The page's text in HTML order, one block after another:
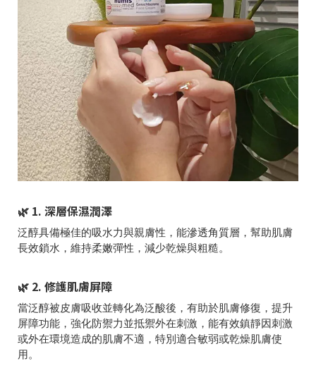
🌿 1. 深層保濕潤澤
泛醇具備極佳的吸水力與親膚性，能滲透角質層，幫助肌膚
長效鎖水，維持柔嫩彈性，減少乾燥與粗糙。
🌿 2. 修護肌膚屏障
當泛醇被皮膚吸收並轉化為泛酸後，有助於肌膚修復，提升
屏障功能，強化防禦力並抵禦外在刺激，能有效鎮靜因刺激
或外在環境造成的肌膚不適，特別適合敏弱或乾燥肌膚使
用。